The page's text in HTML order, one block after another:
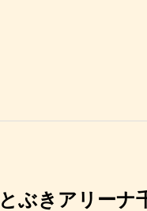
とぶきアリ